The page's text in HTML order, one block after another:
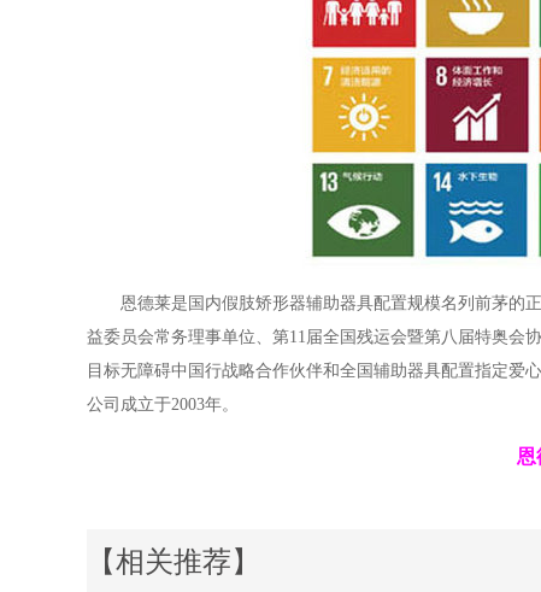
恩德莱是国内假肢矫形器辅助器具配置规模名列前茅的
益委员会常务理事单位、第11届全国残运会暨第八届特奥会
目标无障碍中国行战略合作伙伴和全国辅助器具配置指定爱
公司成立于2003年。
恩
【相关推荐】